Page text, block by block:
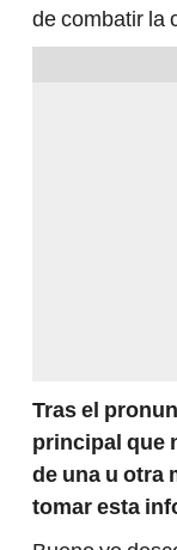
de combatir la
Tras el
principal que
de una u otra
tomar esta